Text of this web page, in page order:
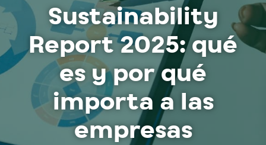
Sustainability
Report 2025: qué
es y por qué
importa a las
empresas